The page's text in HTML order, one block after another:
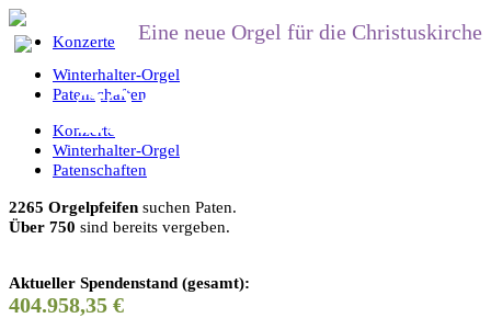
Eine neue Orgel für die Christuskirche
Orgeln sind
Die Musik ist eine
die den Teufel
2265 Pfeifen
Konzerte
Winterhalter-Orgel
Patenschaften
Konzerte
Winterhalter-Orgel
Patenschaften
2265 Orgelpfeifen suchen Paten.
Über 750 sind bereits vergeben.
Aktueller Spendenstand (gesamt):
404.958,35 €